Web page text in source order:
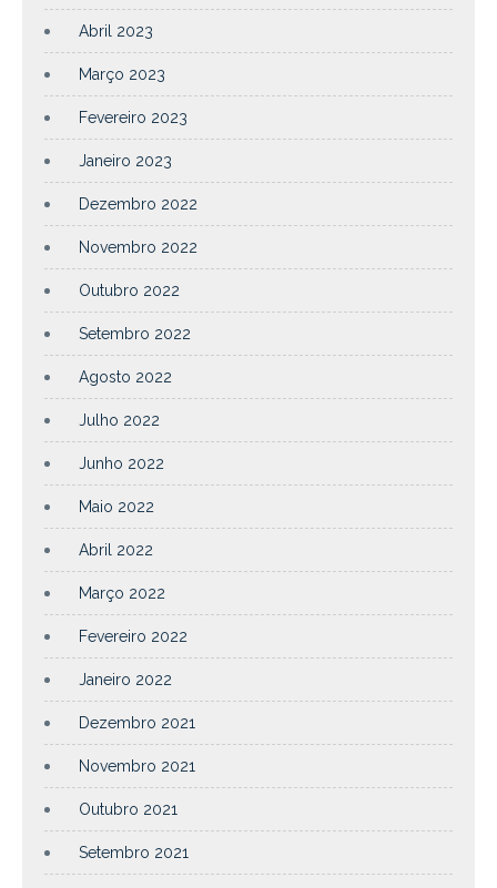
Abril 2023
Março 2023
Fevereiro 2023
Janeiro 2023
Dezembro 2022
Novembro 2022
Outubro 2022
Setembro 2022
Agosto 2022
Julho 2022
Junho 2022
Maio 2022
Abril 2022
Março 2022
Fevereiro 2022
Janeiro 2022
Dezembro 2021
Novembro 2021
Outubro 2021
Setembro 2021